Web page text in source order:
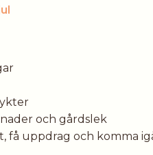
och gårdslek
få uppdrag och komma